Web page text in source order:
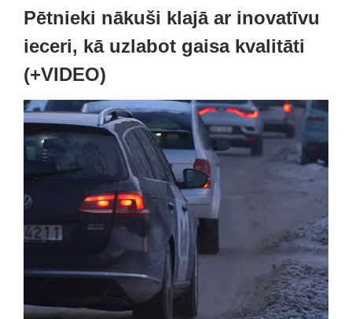
Pētnieki nākuši klajā ar inovatīvu
ieceri, kā uzlabot gaisa kvalitāti
(+VIDEO)